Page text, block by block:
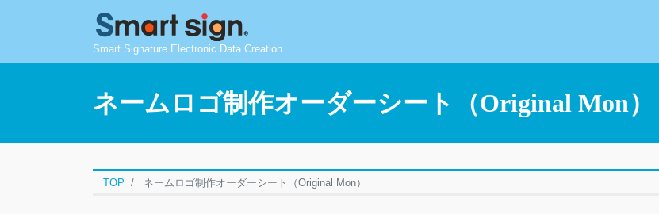
Smart Signature Electronic Data Creation
ネームロゴ制作オーダーシート（Original Mon）
TOP ネームロゴ制作オーダーシート（Original Mon）